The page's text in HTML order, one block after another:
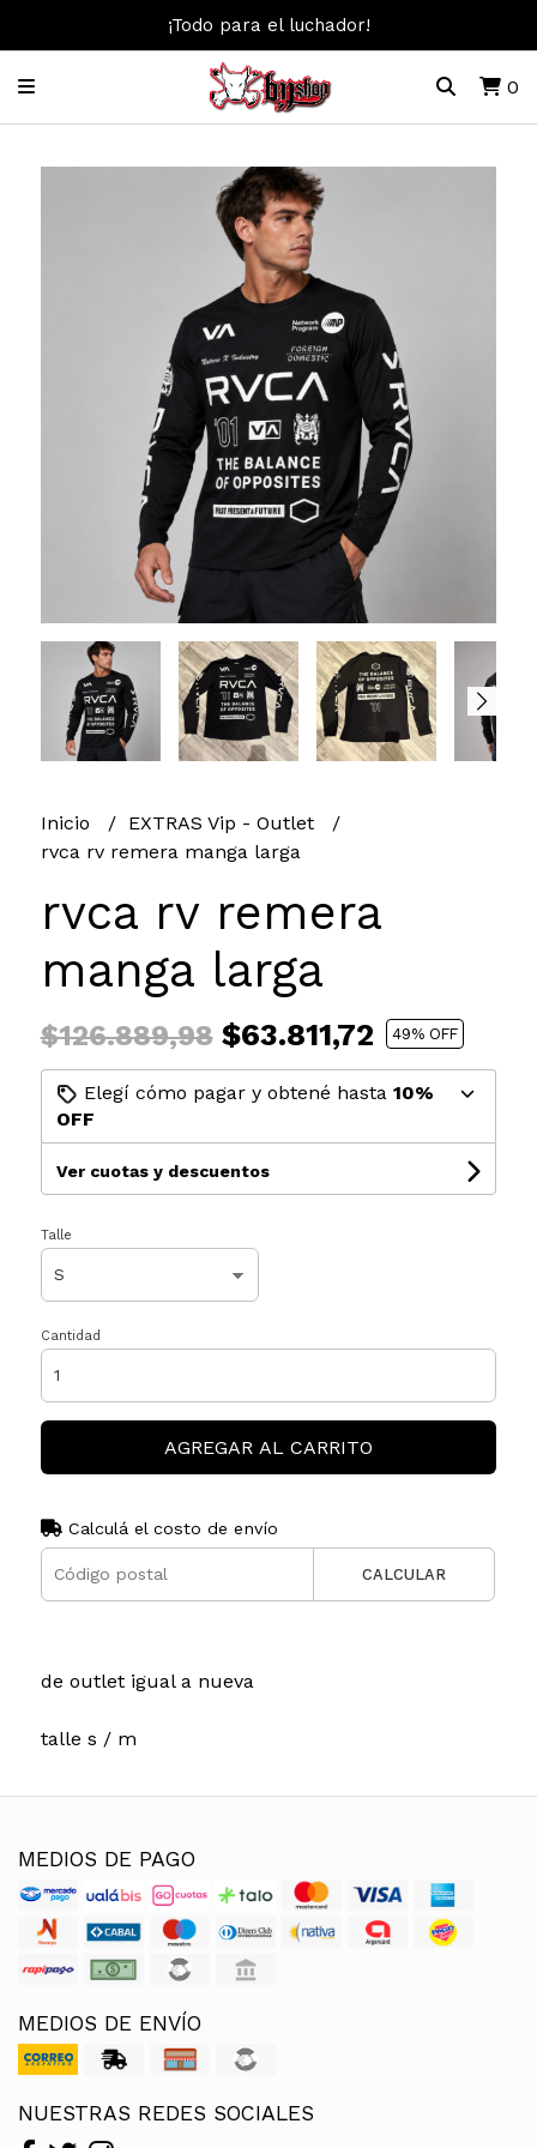
¡Todo para el luchador!
0
Inicio
EXTRAS Vip - Outlet
rvca rv remera manga larga
rvca rv remera
manga larga
$126.889,98$63.811,72 49% OFF
Elegí cómo pagar y obtené hasta 10%
OFF
Ver cuotas y descuentos
Talle
Cantidad
AGREGAR AL CARRITO
Calculá el costo de envío
CALCULAR
de outlet igual a nueva
talle s / m
MEDIOS DE PAGO
MEDIOS DE ENVÍO
NUESTRAS REDES SOCIALES